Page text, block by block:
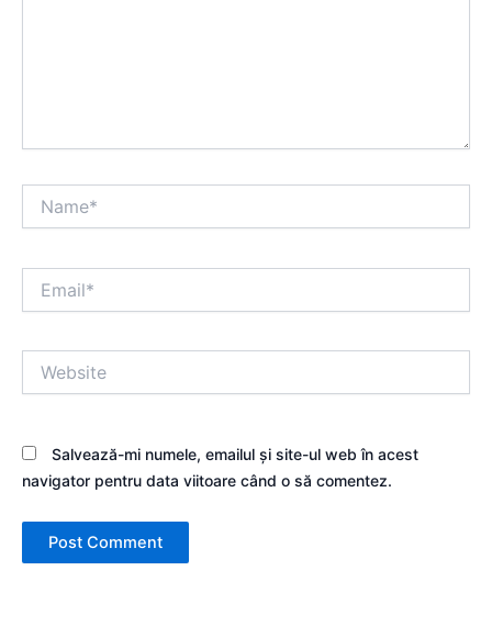
Salvează-mi numele, emailul și site-ul web în acest
navigator pentru data viitoare când o să comentez.